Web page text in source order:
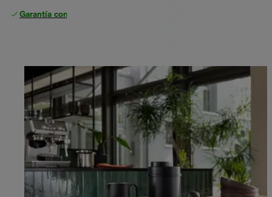
Garantía completa